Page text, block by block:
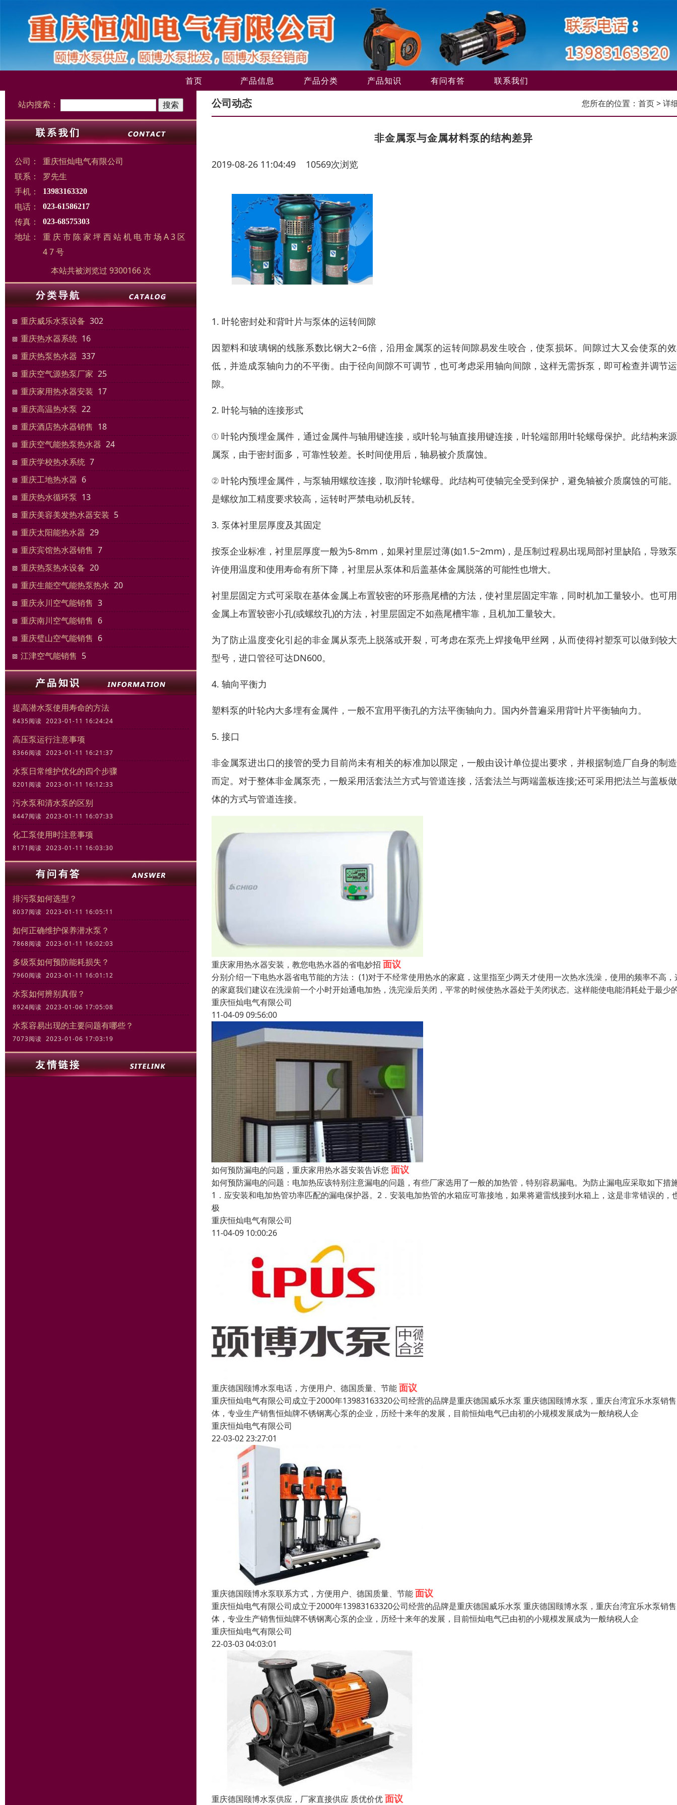
首页 产品信息 产品分类 产品知识 有问有答 联系我们
站内搜索：
公司：
重庆恒灿电气有限公司
联系：
罗先生
手机：
13983163320
电话： 023-61586217
传真： 023-68575303
地址：
重 庆 市 陈 家 坪 西 站 机 电 市 场 A 3 区
4 7 号
本站共被浏览过 9300166 次
重庆威乐水泵设备 302
重庆热水器系统 16
重庆热泵热水器 337
重庆空气源热泵厂家 25
重庆家用热水器安装 17
重庆高温热水泵 22
重庆酒店热水器销售 18
重庆空气能热泵热水器 24
重庆学校热水系统 7
重庆工地热水器 6
重庆热水循环泵 13
重庆美容美发热水器安装 5
重庆太阳能热水器 29
重庆宾馆热水器销售 7
重庆热泵热水设备 20
重庆生能空气能热泵热水 20
重庆永川空气能销售 3
重庆南川空气能销售 6
重庆璧山空气能销售 6
江津空气能销售 5
提高潜水泵使用寿命的方法
8435阅读 2023-01-11 16:24:24
高压泵运行注意事项
8366阅读 2023-01-11 16:21:37
水泵日常维护优化的四个步骤
8201阅读 2023-01-11 16:12:33
污水泵和清水泵的区别
8447阅读 2023-01-11 16:07:33
化工泵使用时注意事项
8171阅读 2023-01-11 16:03:30
排污泵如何选型？
8037阅读 2023-01-11 16:05:11
如何正确维护保养潜水泵？
7868阅读 2023-01-11 16:02:03
多级泵如何预防能耗损失？
7960阅读 2023-01-11 16:01:12
水泵如何辨别真假？
8924阅读 2023-01-06 17:05:08
水泵容易出现的主要问题有哪些？
7073阅读 2023-01-06 17:03:19
公司动态 您所在的位置： 首页> 详
非金属泵与金属材料泵的结构差异
2019-08-26 11:04:49 10569次浏览
1. 叶轮密封处和背叶片与泵体的运转间隙
因塑料和玻璃钢的线胀系数比钢大2~6倍，沿用金属泵的运转间隙易发生咬合，使泵损坏。间隙过大又会使泵的
低，并造成泵轴向力的不平衡。由于径向间隙不可调节，也可考虑采用轴向间隙，这样无需拆泵，即可检查并调节
隙。
2. 叶轮与轴的连接形式
① 叶轮内预埋金属件，通过金属件与轴用键连接，或叶轮与轴直接用键连接，叶轮端部用叶轮螺母保护。此结构来
属泵，由于密封面多，可靠性较差。长时间使用后，轴易被介质腐蚀。
② 叶轮内预埋金属件，与泵轴用螺纹连接，取消叶轮螺母。此结构可使轴完全受到保护，避免轴被介质腐蚀的可能
是螺纹加工精度要求较高，运转时严禁电动机反转。
3. 泵体衬里层厚度及其固定
按泵企业标准，衬里层厚度一般为5-8mm，如果衬里层过薄(如1.5~2mm)，是压制过程易出现局部衬里缺陷，导致
许使用温度和使用寿命有所下降，衬里层从泵体和后盖基体金属脱落的可能性也增大。
衬里层固定方式可采取在基体金属上布置较密的环形燕尾槽的方法，使衬里层固定牢靠，同时机加工量较小。也可
金属上布置较密小孔(或螺纹孔)的方法，衬里层固定不如燕尾槽牢靠，且机加工量较大。
为了防止温度变化引起的非金属从泵壳上脱落或开裂，可考虑在泵壳上焊接龟甲丝网，从而使得衬塑泵可以做到较
型号，进口管径可达DN600。
4. 轴向平衡力
塑料泵的叶轮内大多埋有金属件，一般不宜用平衡孔的方法平衡轴向力。国内外普遍采用背叶片平衡轴向力。
5. 接口
非金属泵进出口的接管的受力目前尚未有相关的标准加以限定，一般由设计单位提出要求，并根据制造厂自身的制
而定。对于整体非金属泵壳，一般采用活套法兰方式与管道连接，活套法兰与两端盖板连接;还可采用把法兰与盖板
体的方式与管道连接。
重庆家用热水器安装，教您电热水器的省电妙招 面议
分别介绍一下电热水器省电节能的方法： (1)对于不经常使用热水的家庭，这里指至少两天才使用一次热水洗澡，使用的频率不高，
的家庭我们建议在洗澡前一个小时开始通电加热，洗完澡后关闭，平常的时候使热水器处于关闭状态。这样能使电能消耗处于最少
重庆恒灿电气有限公司
11-04-09 09:56:00
如何预防漏电的问题，重庆家用热水器安装告诉您 面议
如何预防漏电的问题：电加热应该特别注意漏电的问题，有些厂家选用了一般的加热管，特别容易漏电。为防止漏电应采取如下措
1．应安装和电加热管功率匹配的漏电保护器。2．安装电加热管的水箱应可靠接地，如果将避雷线接到水箱上，这是非常错误的，
极
重庆恒灿电气有限公司
11-04-09 10:00:26
重庆德国颐博水泵电话，方便用户、德国质量、节能面议
重庆恒灿电气有限公司成立于2000年13983163320公司经营的品牌是重庆德国威乐水泵 重庆德国颐博水泵，重庆台湾宜乐水泵销
体，专业生产销售恒灿牌不锈钢离心泵的企业，历经十来年的发展，目前恒灿电气已由初的小规模发展成为一般纳税人企
重庆恒灿电气有限公司
22-03-02 23:27:01
重庆德国颐博水泵联系方式，方便用户、德国质量、节能面议
重庆恒灿电气有限公司成立于2000年13983163320公司经营的品牌是重庆德国威乐水泵 重庆德国颐博水泵，重庆台湾宜乐水泵销
体，专业生产销售恒灿牌不锈钢离心泵的企业，历经十来年的发展，目前恒灿电气已由初的小规模发展成为一般纳税人企
重庆恒灿电气有限公司
22-03-03 04:03:01
重庆德国颐博水泵供应，厂家直接供应 质优价优面议